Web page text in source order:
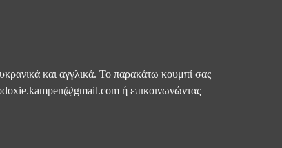
και αγγλικά. Το παρακάτω κουμπί σας
ή επικοινωνώντας